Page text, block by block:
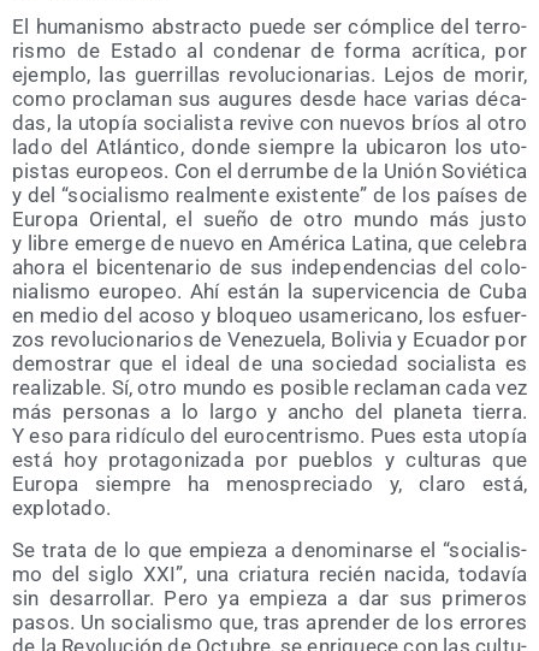
El huma­nis­mo abs­trac­to pue­de ser cóm­pli­ce del terro­
ris­mo de Esta­do al con­de­nar de for­ma acrí­ti­ca, por
ejem­plo, las gue­rri­llas revo­lu­cio­na­rias. Lejos de morir,
como pro­cla­man sus augu­res des­de hace varias déca­
das, la uto­pía socia­lis­ta revi­ve con nue­vos bríos al otro
lado del Atlán­ti­co, don­de siem­pre la ubi­ca­ron los uto­
pis­tas euro­peos. Con el derrum­be de la Unión Sovié­ti­ca
y del “socia­lis­mo real­men­te exis­ten­te” de los paí­ses de
Euro­pa Orien­tal, el sue­ño de otro mun­do más jus­to
y libre emer­ge de nue­vo en Amé­ri­ca Lati­na, que cele­bra
aho­ra el bicen­te­na­rio de sus inde­pen­den­cias del colo­
nia­lis­mo euro­peo. Ahí están la super­vi­cen­cia de Cuba
en medio del aco­so y blo­queo usame­ri­cano, los esfuer­
zos revo­lu­cio­na­rios de Vene­zue­la, Boli­via y Ecua­dor por
demos­trar que el ideal de una socie­dad socia­lis­ta es
rea­li­za­ble. Sí, otro mun­do es posi­ble recla­man cada vez
más per­so­nas a lo lar­go y ancho del pla­ne­ta tie­rra.
Y eso para ridícu­lo del euro­cen­tris­mo. Pues esta uto­pía
está hoy pro­ta­go­ni­za­da por pue­blos y cul­tu­ras que
Euro­pa siem­pre ha menos­pre­cia­do y, cla­ro está,
explotado.
Se tra­ta de lo que empie­za a deno­mi­nar­se el “socia­lis­
mo del siglo XXI”, una cria­tu­ra recién naci­da, toda­vía
sin desa­rro­llar. Pero ya empie­za a dar sus pri­me­ros
pasos. Un socia­lis­mo que, tras apren­der de los erro­res
de la Revo­lu­ción de Octu­bre, se enri­que­ce con las cul­tu­